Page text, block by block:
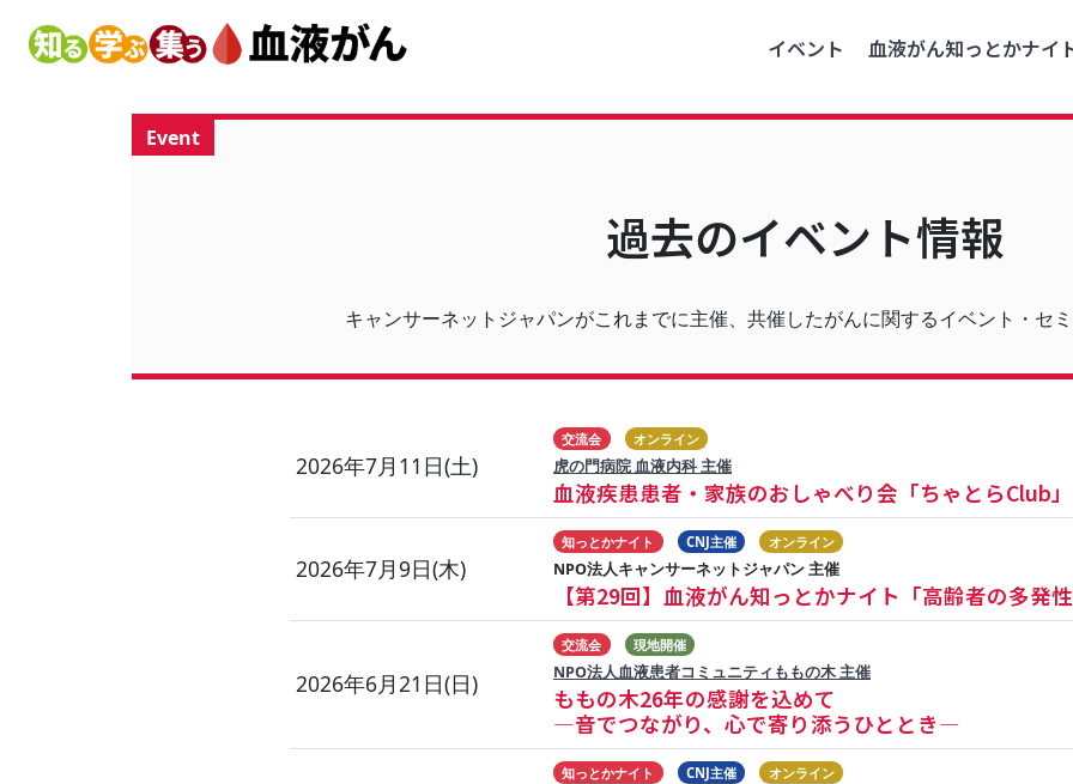
イベント 血液がん知っとかナイ
Event
過去のイベント情報
キャンサーネットジャパンがこれまでに主催、共催したがんに関するイベント・セミ
2026年7月11日(土)
交流会 オンライン
虎の門病院 血液内科 主催
血液疾患患者・家族のおしゃべり会「ちゃとらClub」
2026年7月9日(木)
知っとかナイト CNJ主催 オンライン
NPO法人キャンサーネットジャパン 主催
【第29回】血液がん知っとかナイト「高齢者の多発性
2026年6月21日(日)
交流会 現地開催
NPO法人血液患者コミュニティももの木 主催
ももの木26年の感謝を込めて
―音でつながり、心で寄り添うひととき―
知っとかナイト CNJ主催 オンライン